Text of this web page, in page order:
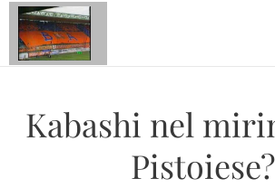
Kabashi nel
Pistoiese?